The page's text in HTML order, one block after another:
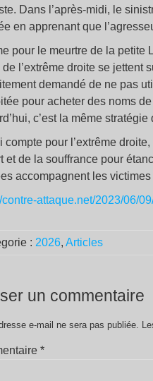
Dans l’après-midi, le
en apprenant que
pour le meurtre de la petite
de l’extrême droite se jettent
demandé de ne pas
pour acheter des noms
c’est la même
compte pour l’extrême
et de la souffrance pour
accompagnent les
contre-attaque.net/2023/06/
: 2026, Articles
un commentaire
e-mail ne sera pas publiée.
*